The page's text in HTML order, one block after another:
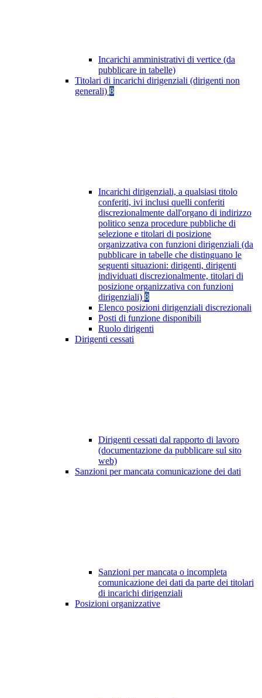
Incarichi amministrativi di vertice (da
pubblicare in tabelle)
Titolari di incarichi dirigenziali (dirigenti non
generali) 8
Incarichi dirigenziali, a qualsiasi titolo
conferiti, ivi inclusi quelli conferiti
discrezionalmente dall'organo di indirizzo
politico senza procedure pubbliche di
selezione e titolari di posizione
organizzativa con funzioni dirigenziali (da
pubblicare in tabelle che distinguano le
seguenti situazioni: dirigenti, dirigenti
individuati discrezionalmente, titolari di
posizione organizzativa con funzioni
dirigenziali) 8
Elenco posizioni dirigenziali discrezionali
Posti di funzione disponibili
Ruolo dirigenti
Dirigenti cessati
Dirigenti cessati dal rapporto di lavoro
(documentazione da pubblicare sul sito
web)
Sanzioni per mancata comunicazione dei dati
Sanzioni per mancata o incompleta
comunicazione dei dati da parte dei titolari
di incarichi dirigenziali
Posizioni organizzative